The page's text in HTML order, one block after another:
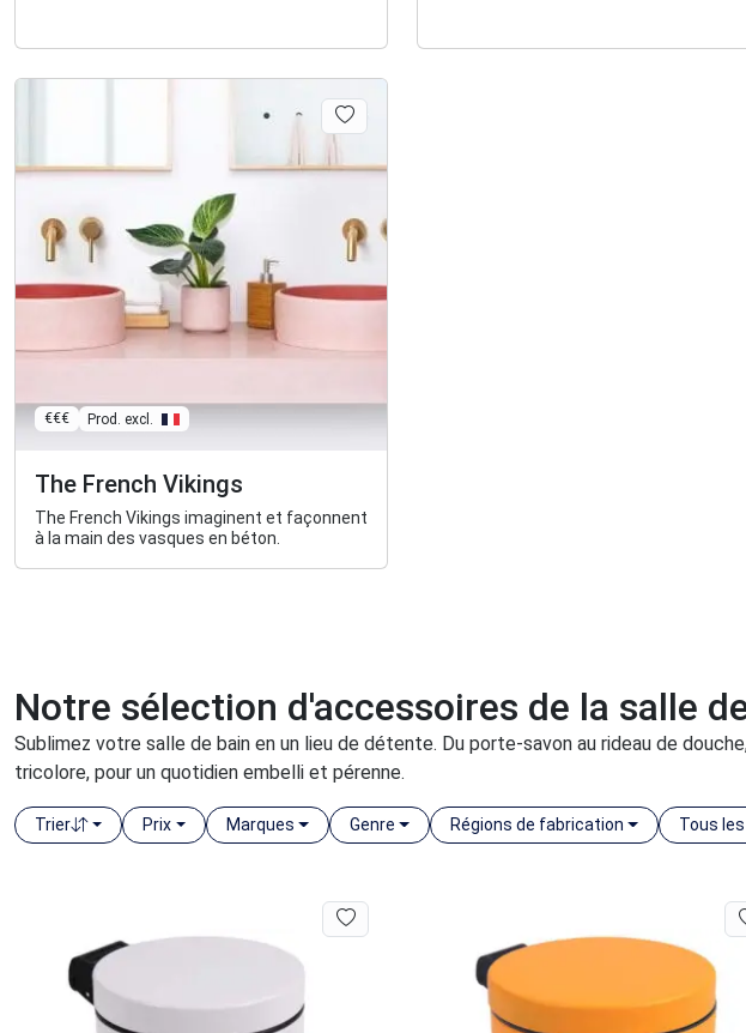
€€€ Prod. excl.
The French Vikings
The French Vikings imaginent et façonnent
à la main des vasques en béton.
Notre sélection d'accessoires de la salle
Sublimez votre salle de bain en un lieu de détente. Du porte-savon au rideau de
tricolore, pour un quotidien embelli et pérenne.
Trier Prix Marques Genre Régions de fabrication Tous